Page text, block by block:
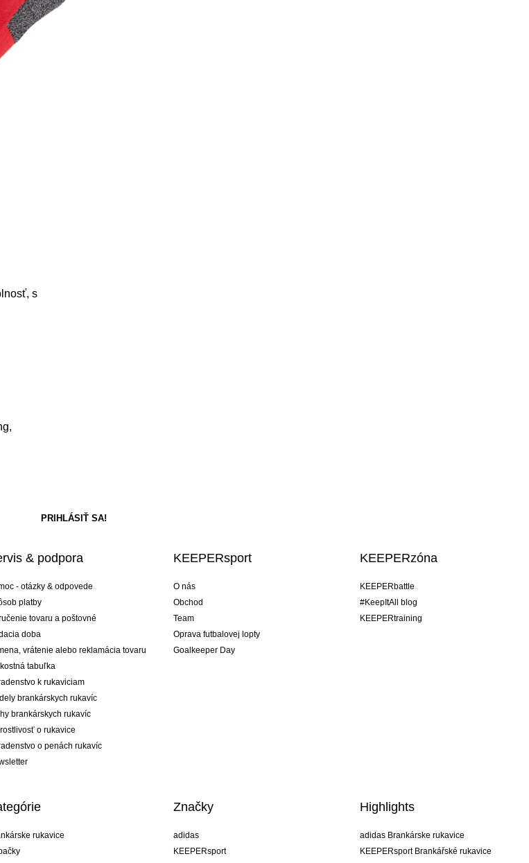
s
& podpora
- otázky & odpovede
platby
tovaru a poštovné
doba
vrátenie alebo reklamácia tovaru
tabuľka
k rukaviciam
brankárskych rukavíc
brankárskych rukavíc
o rukavice
o penách rukavíc
KEEPERsport
O nás
Obchod
Team
Oprava futbalovej lopty
Goalkeeper Day
KEEPERzóna
KEEPERbattle
#KeepItAll blog
KEEPERtraining
rukavice
Značky
adidas
KEEPERsport
Highlights
adidas Brankárske rukavice
KEEPERsport Brankářské rukavice